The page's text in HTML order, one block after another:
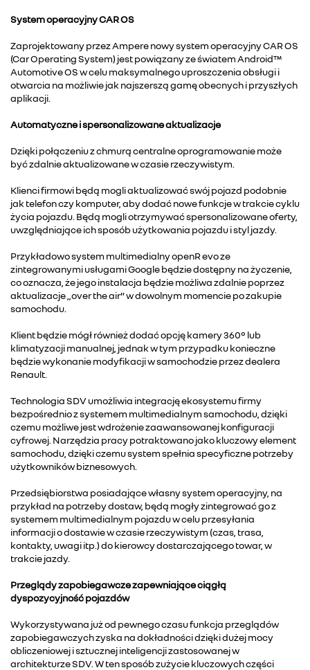
System operacyjny CAR OS
Zaprojektowany przez Ampere nowy system operacyjny CAR OS
(Car Operating System) jest powiązany ze światem Android™
Automotive OS w celu maksymalnego uproszczenia obsługi i
otwarcia na możliwie jak najszerszą gamę obecnych i przyszłych
aplikacji.
Automatyczne i spersonalizowane aktualizacje
Dzięki połączeniu z chmurą centralne oprogramowanie może
być zdalnie aktualizowane w czasie rzeczywistym.
Klienci firmowi będą mogli aktualizować swój pojazd podobnie
jak telefon czy komputer, aby dodać nowe funkcje w trakcie cyklu
życia pojazdu. Będą mogli otrzymywać spersonalizowane oferty,
uwzględniające ich sposób użytkowania pojazdu i styl jazdy.
Przykładowo system multimedialny openR evo ze
zintegrowanymi usługami Google będzie dostępny na życzenie,
co oznacza, że jego instalacja będzie możliwa zdalnie poprzez
aktualizacje „over the air” w dowolnym momencie po zakupie
samochodu.
Klient będzie mógł również dodać opcję kamery 360° lub
klimatyzacji manualnej, jednak w tym przypadku konieczne
będzie wykonanie modyfikacji w samochodzie przez dealera
Renault.
Technologia SDV umożliwia integrację ekosystemu firmy
bezpośrednio z systemem multimedialnym samochodu, dzięki
czemu możliwe jest wdrożenie zaawansowanej konfiguracji
cyfrowej. Narzędzia pracy potraktowano jako kluczowy element
samochodu, dzięki czemu system spełnia specyficzne potrzeby
użytkowników biznesowych.
Przedsiębiorstwa posiadające własny system operacyjny, na
przykład na potrzeby dostaw, będą mogły zintegrować go z
systemem multimedialnym pojazdu w celu przesyłania
informacji o dostawie w czasie rzeczywistym (czas, trasa,
kontakty, uwagi itp.) do kierowcy dostarczającego towar, w
trakcie jazdy.
Przeglądy zapobiegawcze zapewniające ciągłą
dyspozycyjność pojazdów
Wykorzystywana już od pewnego czasu funkcja przeglądów
zapobiegawczych zyska na dokładności dzięki dużej mocy
obliczeniowej i sztucznej inteligencji zastosowanej w
architekturze SDV. W ten sposób zużycie kluczowych części